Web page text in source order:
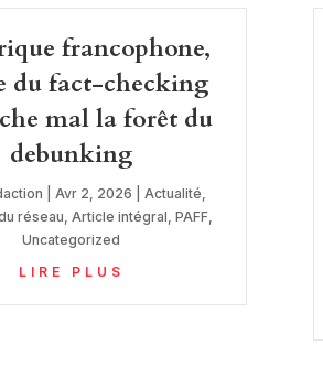
francophone,
du fact-checking
mal la forêt du
debunking
Avr 2, 2026 Actualité
réseau Article intégral ,PAFF
Uncategorized
LIRE PLUS